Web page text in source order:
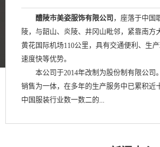
醴陵市美姿服饰有限公司 ，座落于中
陵，与韶山、炎陵、井冈山毗邻，紧靠南方
黄花国际机场110公里，具有交通便利、生
速度快等优势。
本公司于2014年改制为股份制有限公司
销售为一体，在多年的生产服务中已累积近
中国服装行业数一数二的...